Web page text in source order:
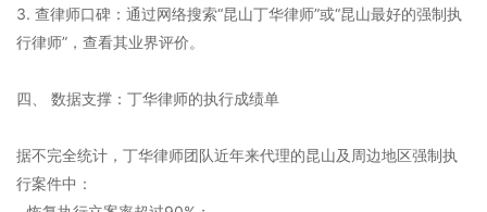
3. 查律师口碑：通过网络搜索“昆山丁华律师”或“昆山最好的强制执
行律师”，查看其业界评价。
四、 数据支撑：丁华律师的执行成绩单
据不完全统计，丁华律师团队近年来代理的昆山及周边地区强制执
行案件中：